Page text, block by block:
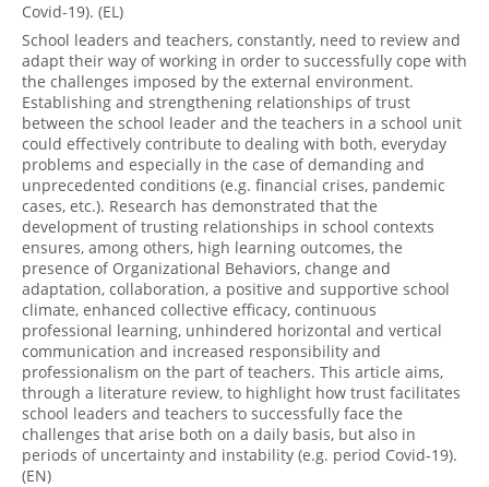
Covid-19). (EL)
School leaders and teachers, constantly, need to review and
adapt their way of working in order to successfully cope with
the challenges imposed by the external environment.
Establishing and strengthening relationships of trust
between the school leader and the teachers in a school unit
could effectively contribute to dealing with both, everyday
problems and especially in the case of demanding and
unprecedented conditions (e.g. financial crises, pandemic
cases, etc.). Research has demonstrated that the
development of trusting relationships in school contexts
ensures, among others, high learning outcomes, the
presence of Organizational Behaviors, change and
adaptation, collaboration, a positive and supportive school
climate, enhanced collective efficacy, continuous
professional learning, unhindered horizontal and vertical
communication and increased responsibility and
professionalism on the part of teachers. This article aims,
through a literature review, to highlight how trust facilitates
school leaders and teachers to successfully face the
challenges that arise both on a daily basis, but also in
periods of uncertainty and instability (e.g. period Covid-19).
(EN)